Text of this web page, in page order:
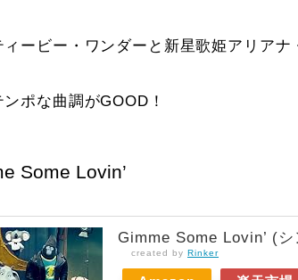
ィービー・ワンダーと新星歌姫アリアナ
ポな曲調がGOOD！
Some Lovin’
Gimme Some Lovin’ (
created by Rinker